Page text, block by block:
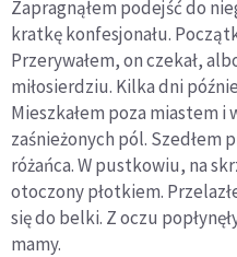
Zapragnąłem podejść do
kratkę konfesjonału.
Przerywałem, on czekał,
miłosierdziu. Kilka dni
Mieszkałem poza miastem i
zaśnieżonych pól. Szedłem
różańca. W pustkowiu, na
otoczony płotkiem.
się do belki. Z oczu
mamy.